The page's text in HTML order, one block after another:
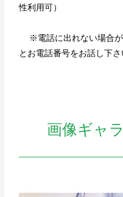
性利用可）
※電話に出れない場合が
とお電話番号をお話し下
画像ギャ